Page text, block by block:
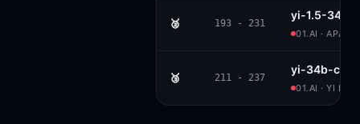
🥈 193 - 231
yi-1.5-34b-
01.AI ·
🥉 211 - 237
yi-34b-chat
01.AI · YI